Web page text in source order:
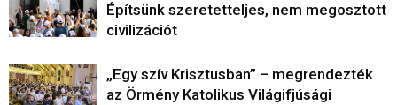
Építsünk szeretetteljes, nem megosztott
civilizációt
„Egy szív Krisztusban” – megrendezték
az Örmény Katolikus Világifjúsági